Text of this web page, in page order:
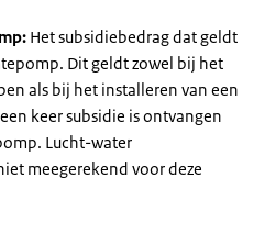
Het subsidiebedrag dat geldt
Dit geldt zowel bij het
als bij het installeren van een
keer subsidie is ontvangen
Lucht-water
meegerekend voor deze